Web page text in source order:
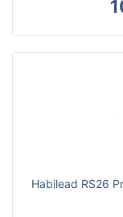
Habilead RS26